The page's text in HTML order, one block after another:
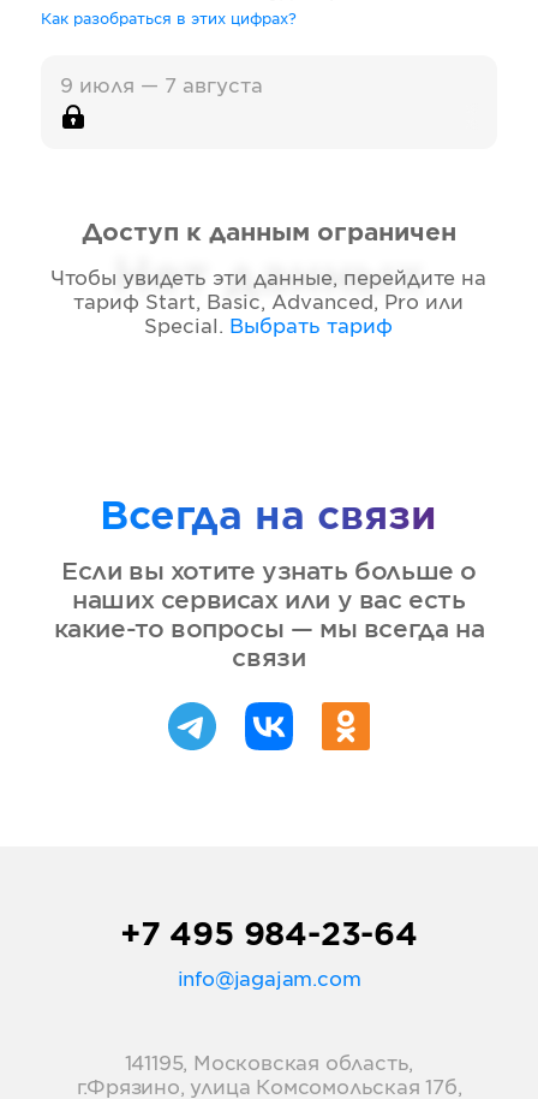
Как разобраться в этих цифрах?
9 июля — 7 августа
Нет данных
Доступ к данным ограничен
Чтобы увидеть эти данные, перейдите на
тариф Start, Basic, Advanced, Pro или
Special . Выбрать тариф
Всегда на связи
Если вы хотите узнать больше о
наших сервисах или у вас есть
какие-то вопросы — мы всегда на
связи
+7 495 984-23-64
info@jagajam.com
141195, Московская область,
г.Фрязино, улица Комсомольская 17б,